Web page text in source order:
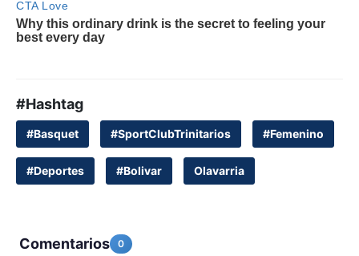
#Hashtag
#Basquet #SportClubTrinitarios #Femenino
#Deportes #Bolivar Olavarria
Comentarios 0